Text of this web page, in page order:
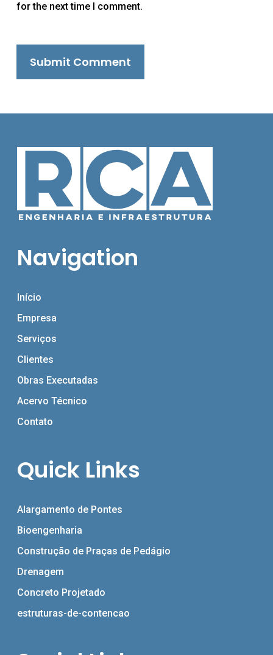
for the next time I comment.
Navigation
Início
Empresa
Serviços
Clientes
Obras Executadas
Acervo Técnico
Contato
Quick Links
Alargamento de Pontes
Bioengenharia
Construção de Praças de Pedágio
Drenagem
Concreto Projetado
estruturas-de-contencao